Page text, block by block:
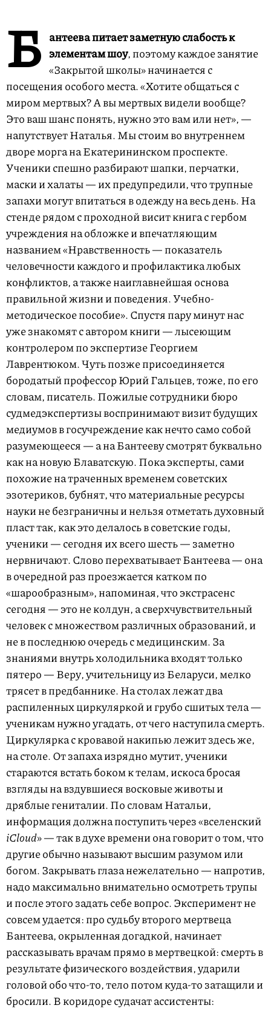
Б антеева питает заметную слабость к
элементам шоу, поэтому каждое занятие
«Закрытой школы» начинается с
посещения особого места. «Хотите общаться с
миром мертвых? А вы мертвых видели вообще?
Это ваш шанс понять, нужно это вам или нет», —
напутствует Наталья. Мы стоим во внутреннем
дворе морга на Екатерининском проспекте.
Ученики спешно разбирают шапки, перчатки,
маски и халаты — их предупредили, что трупные
запахи могут впитаться в одежду на весь день. На
стенде рядом с проходной висит книга с гербом
учреждения на обложке и впечатляющим
названием «Нравственность — показатель
человечности каждого и профилактика любых
конфликтов, а также наиглавнейшая основа
правильной жизни и поведения. Учебно-
методическое пособие». Спустя пару минут нас
уже знакомят с автором книги — лысеющим
контролером по экспертизе Георгием
Лаврентюком. Чуть позже присоединяется
бородатый профессор Юрий Гальцев, тоже, по его
словам, писатель. Пожилые сотрудники бюро
судмедэкспертизы воспринимают визит будущих
медиумов в госучреждение как нечто само собой
разумеющееся — а на Бантееву смотрят буквально
как на новую Блаватскую. Пока эксперты, сами
похожие на траченных временем советских
эзотериков, бубнят, что материальные ресурсы
науки не безграничны и нельзя отметать духовный
пласт так, как это делалось в советские годы,
ученики — сегодня их всего шесть — заметно
нервничают. Слово перехватывает Бантеева — она
в очередной раз проезжается катком по
«шарообразным», напоминая, что экстрасенс
сегодня — это не колдун, а сверхчувствительный
человек с множеством различных образований, и
не в последнюю очередь с медицинским. За
знаниями внутрь холодильника входят только
пятеро — Веру, учительницу из Беларуси, мелко
трясет в предбаннике. На столах лежат два
распиленных циркуляркой и грубо сшитых тела —
ученикам нужно угадать, от чего наступила смерть.
Циркулярка с кровавой накипью лежит здесь же,
на столе. От запаха изрядно мутит, ученики
стараются встать боком к телам, искоса бросая
взгляды на вздувшиеся восковые животы и
дряблые гениталии. По словам Натальи,
информация должна поступить через «вселенский
iCloud» — так в духе времени она говорит о том, что
другие обычно называют высшим разумом или
богом. Закрывать глаза нежелательно — напротив,
надо максимально внимательно осмотреть трупы
и после этого задать себе вопрос. Эксперимент не
совсем удается: про судьбу второго мертвеца
Бантеева, окрыленная догадкой, начинает
рассказывать врачам прямо в мертвецкой: смерть в
результате физического воздействия, ударили
головой обо что-то, тело потом куда-то затащили и
бросили. В коридоре судачат ассистенты: